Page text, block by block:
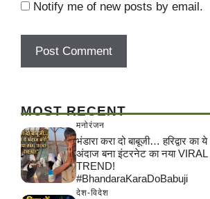
Notify me of new posts by email.
MOST RECENT
मनोरंजन
भंडारा करा दो बाबूजी… हरिद्वार का ये
अंदाज बना इंटरनेट का नया VIRAL
TREND!
#BhandaraKaraDoBabuji
देश-विदेश